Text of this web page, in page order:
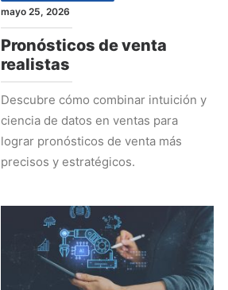
mayo 25, 2026
Pronósticos de venta
realistas
Descubre cómo combinar intuición y
ciencia de datos en ventas para
lograr pronósticos de venta más
precisos y estratégicos.